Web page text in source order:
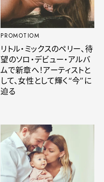
PROMOTIOM
リトル・ミックスのペリー、待
望のソロ・デビュー・アルバ
ムで新章へ！アーティストと
して、女性として輝く“今”に
迫る